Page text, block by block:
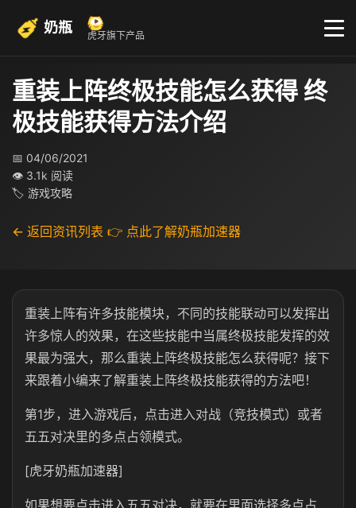
奶瓶 虎牙旗下产品
重装上阵终极技能怎么获得 终
极技能获得方法介绍
📅 04/06/2021
👁 3.1k 阅读
🏷 游戏攻略
← 返回资讯列表 👉 点此了解奶瓶加速器
重装上阵有许多技能模块，不同的技能联动可以发挥出
许多惊人的效果，在这些技能中当属终极技能发挥的效
果最为强大，那么重装上阵终极技能怎么获得呢？接下
来跟着小编来了解重装上阵终极技能获得的方法吧！
第1步，进入游戏后，点击进入对战（竞技模式）或者
五五对决里的多点占领模式。
[虎牙奶瓶加速器]
如果想要点击进入五五对决，就要在里面选择多点占